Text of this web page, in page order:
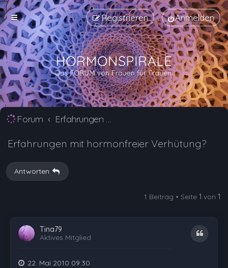
Anmelden
Registrieren
Forum Erfahrungen mit Verhütungsmittel Alternativen
Erfahrungen mit hormonfreier Verhütung?
Antworten
1 Beitrag • Seite 1 von 1
Tina79
Aktives Mitglied
Zitat
22. Mai 2010 09:30